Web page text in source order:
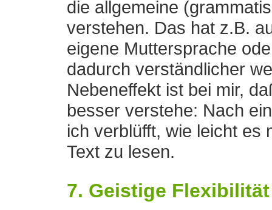
die allgemeine
verstehen. Das hat z.B.
eigene Muttersprache
dadurch verständlicher
Nebeneffekt ist bei mir,
besser verstehe: Nach
ich verblüfft, wie leicht es
Text zu lesen.
7. Geistige Flexibilität